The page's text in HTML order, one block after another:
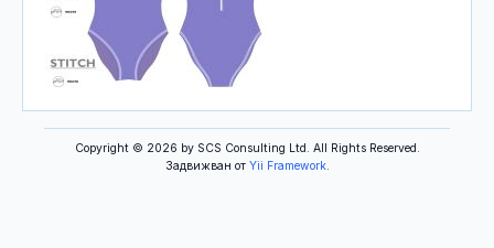
Copyright © 2026 by SCS Consulting Ltd. All Rights Reserved.
Задвижван от Yii Framework.